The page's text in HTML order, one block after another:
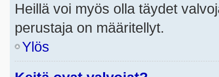
Heillä voi myös olla täydet
perustaja on määritellyt.
Ylös